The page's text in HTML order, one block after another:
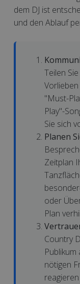
dem DJ ist
und den Ablauf
Teilen
"Must-
Play"-
Sie sich
Planen
Zeitplan
oder
Plan
Country
nötigen